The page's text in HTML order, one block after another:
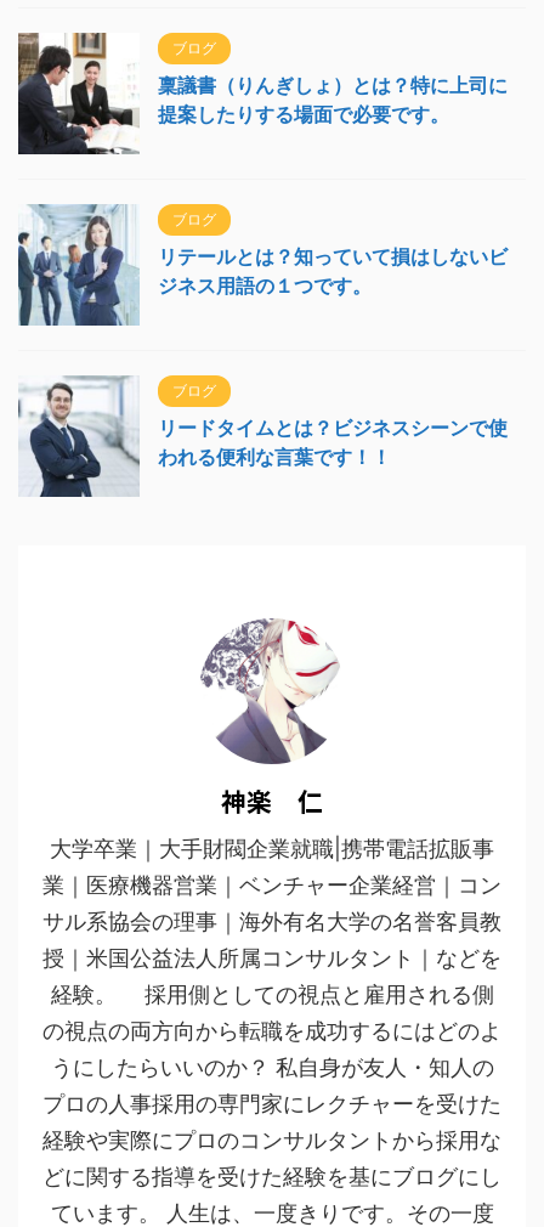
ブログ
稟議書（りんぎしょ）とは？特に上司に
提案したりする場面で必要です。
ブログ
リテールとは？知っていて損はしないビ
ジネス用語の１つです。
ブログ
リードタイムとは？ビジネスシーンで使
われる便利な言葉です！！
神楽 仁
大学卒業｜大手財閥企業就職|携帯電話拡販事
業｜医療機器営業｜ベンチャー企業経営｜コン
サル系協会の理事｜海外有名大学の名誉客員教
授｜米国公益法人所属コンサルタント｜などを
経験。 採用側としての視点と雇用される側
の視点の両方向から転職を成功するにはどのよ
うにしたらいいのか？ 私自身が友人・知人の
プロの人事採用の専門家にレクチャーを受けた
経験や実際にプロのコンサルタントから採用な
どに関する指導を受けた経験を基にブログにし
ています。 人生は、一度きりです。その一度